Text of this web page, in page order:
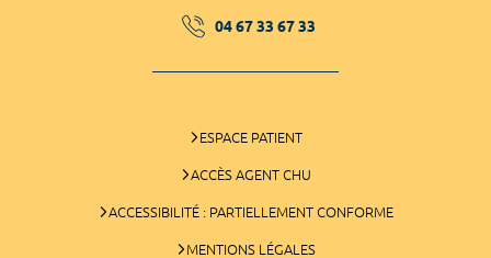
04 67 33 67 33
ESPACE PATIENT
ACCÈS AGENT CHU
ACCESSIBILITÉ : PARTIELLEMENT CONFORME
MENTIONS LÉGALES